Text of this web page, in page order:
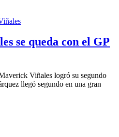
se queda con el GP
Viñales logró su segundo
llegó segundo en una gran